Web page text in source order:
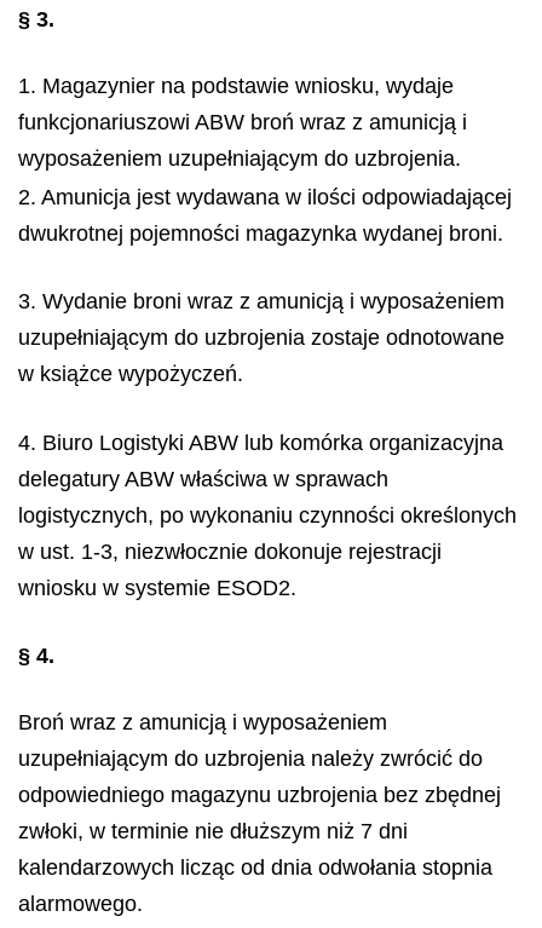
§ 3.
1. Magazynier na podstawie wniosku, wydaje
funkcjonariuszowi ABW broń wraz z amunicją i
wyposażeniem uzupełniającym do uzbrojenia.
2. Amunicja jest wydawana w ilości odpowiadającej
dwukrotnej pojemności magazynka wydanej broni.
3. Wydanie broni wraz z amunicją i wyposażeniem
uzupełniającym do uzbrojenia zostaje odnotowane
w książce wypożyczeń.
4. Biuro Logistyki ABW lub komórka organizacyjna
delegatury ABW właściwa w sprawach
logistycznych, po wykonaniu czynności określonych
w ust. 1-3, niezwłocznie dokonuje rejestracji
wniosku w systemie ESOD2.
§ 4.
Broń wraz z amunicją i wyposażeniem
uzupełniającym do uzbrojenia należy zwrócić do
odpowiedniego magazynu uzbrojenia bez zbędnej
zwłoki, w terminie nie dłuższym niż 7 dni
kalendarzowych licząc od dnia odwołania stopnia
alarmowego.